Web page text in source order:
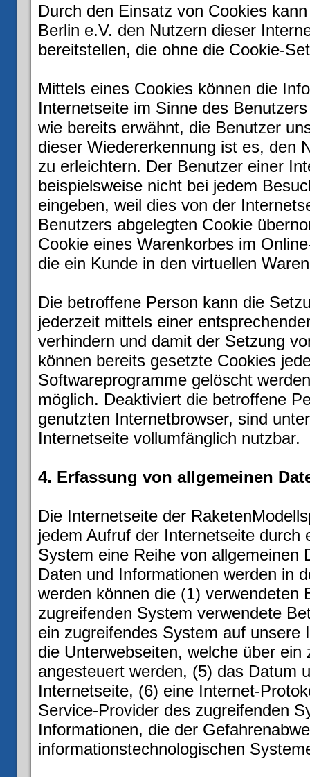
Durch den Einsatz von Cookies
Berlin e.V. den Nutzern dieser
bereitstellen, die ohne die Cookie-
Mittels eines Cookies können die
Internetseite im Sinne des
wie bereits erwähnt, die Benutzer
dieser Wiedererkennung ist es, den
zu erleichtern. Der Benutzer einer
beispielsweise nicht bei jedem
eingeben, weil dies von der
Benutzers abgelegten Cookie
Cookie eines Warenkorbes im
die ein Kunde in den virtuellen
Die betroffene Person kann die
jederzeit mittels einer
verhindern und damit der Setzung
können bereits gesetzte Cookies
Softwareprogramme gelöscht
möglich. Deaktiviert die betroffene
genutzten Internetbrowser, sind
Internetseite vollumfänglich nutzbar.
4. Erfassung von allgemeinen
Die Internetseite der
jedem Aufruf der Internetseite
System eine Reihe von allgemeinen
Daten und Informationen werden in
werden können die (1) verwendeten
zugreifenden System verwendete
ein zugreifendes System auf
die Unterwebseiten, welche über
angesteuert werden, (5) das Datum
Internetseite, (6) eine Internet-
Service-Provider des zugreifenden
Informationen, die der
informationstechnologischen